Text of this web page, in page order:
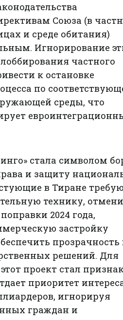
Союза (в
и среде обитания)
Игнорирование
частного
к остановке
по
среды, что
стала символом
и защиту
в Тиране
технику,
2024 года,
застройку
прозрачность
решений. Для
проект стал
приоритет
игнорируя
граждан и